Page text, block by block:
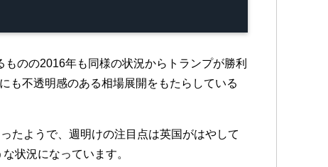
のの2016年も同様の状況からトランプが勝利
も不透明感のある相場展開をもたらしている
たようで、週明けの注目点は英国がはやして
状況になっています。